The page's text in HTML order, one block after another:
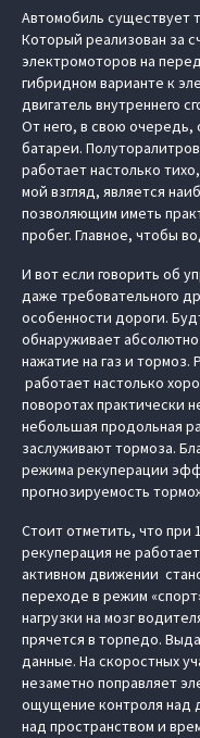
Автомобиль существует
Который реализован за
электромоторов на
гибридном варианте к
двигатель внутреннего
От него, в свою очередь,
батареи.
работает настолько
мой взгляд, является
позволяющим иметь
пробег. Главное, чтобы
И вот если говорить об
даже требовательного
особенности дороги.
обнаруживает
нажатие на газ и тормоз.
работает настолько
поворотах практически
небольшая продольная
заслуживают тормоза.
режима рекуперации
прогнозируемость
Стоит отметить, что при
рекуперация не
активном движении
переходе в режим
нагрузки на мозг
прячется в торпедо.
данные. На скоростных
незаметно поправляет
ощущение контроля над
над пространством и